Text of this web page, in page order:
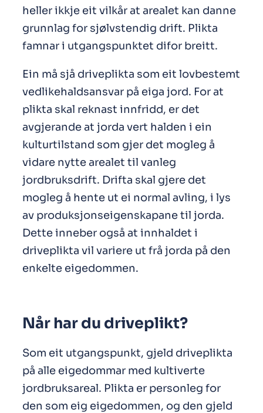
heller ikkje eit vilkår at arealet kan danne
grunnlag for sjølvstendig drift. Plikta
famnar i utgangspunktet difor breitt.
Ein må sjå driveplikta som eit lovbestemt
vedlikehaldsansvar på eiga jord. For at
plikta skal reknast innfridd, er det
avgjerande at jorda vert halden i ein
kulturtilstand som gjer det mogleg å
vidare nytte arealet til vanleg
jordbruksdrift. Drifta skal gjere det
mogleg å hente ut ei normal avling, i lys
av produksjonseigenskapane til jorda.
Dette inneber også at innhaldet i
driveplikta vil variere ut frå jorda på den
enkelte eigedommen.
Når har du driveplikt?
Som eit utgangspunkt, gjeld driveplikta
på alle eigedommar med kultiverte
jordbruksareal. Plikta er personleg for
den som eig eigedommen, og den gjeld